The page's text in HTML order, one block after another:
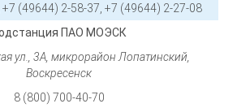
(49644) 2-58-37, +7 (49644) 2-27-08
ПАО МОЭСК
ул., 3А, микрорайон Лопатинский,
Воскресенск
8 (800) 700-40-70